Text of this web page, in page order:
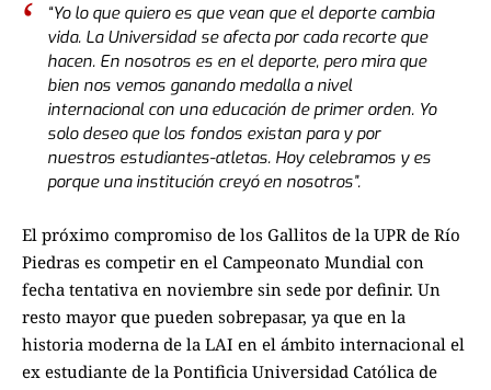
“Yo lo que quiero es que vean que el deporte cambia
vida. La Universidad se afecta por cada recorte que
hacen. En nosotros es en el deporte, pero mira que
bien nos vemos ganando medalla a nivel
internacional con una educación de primer orden. Yo
solo deseo que los fondos existan para y por
nuestros estudiantes-atletas. Hoy celebramos y es
porque una institución creyó en nosotros”.
El próximo compromiso de los Gallitos de la UPR de Río
Piedras es competir en el Campeonato Mundial con
fecha tentativa en noviembre sin sede por definir. Un
resto mayor que pueden sobrepasar, ya que en la
historia moderna de la LAI en el ámbito internacional el
ex estudiante de la Pontificia Universidad Católica de